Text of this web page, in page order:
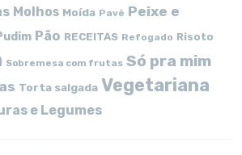
Molhos Moída Pavê Peixe e
Pão RECEITAS Refogado Risoto
Sobremesa com frutas Só pra mim
Torta salgada Vegetariana
e Legumes